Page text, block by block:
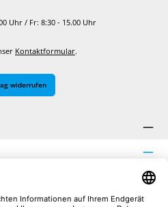
Uhr / Fr: 8:30 - 15.00 Uhr
Kontaktformular.
widerrufen